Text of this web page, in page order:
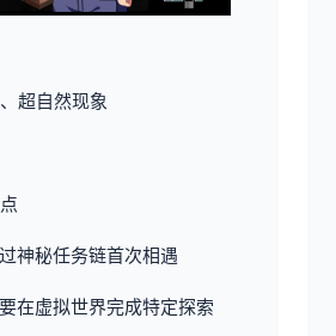
超自然现象
神秘任务链首次相遇
在虚拟世界完成特定探索